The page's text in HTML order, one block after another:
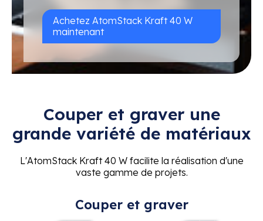
Achetez AtomStack Kraft 40 W
maintenant
Couper et graverune
grande variété de matériaux
L'AtomStack Kraft 40 W facilite la réalisation d'une
vaste gamme de projets.
Couper et graver